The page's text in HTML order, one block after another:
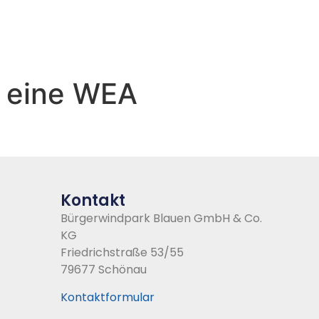
WEA
Kontakt
Bürgerwindpark Blauen GmbH & Co.
KG
Friedrichstraße 53/55
79677 Schönau
Kontaktformular